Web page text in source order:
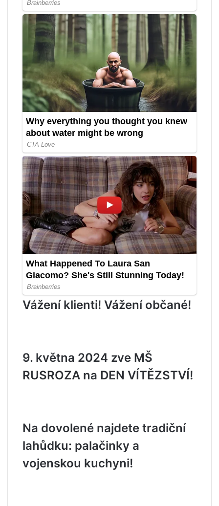
Vážení klienti! Vážení občané!
9. května 2024 zve MŠ
RUSROZA na DEN VÍTĚZSTVÍ!
Na dovolené najdete tradiční
lahůdku: palačinky a
vojenskou kuchyni!